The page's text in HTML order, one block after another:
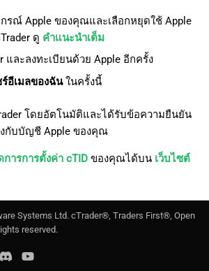
รณ์ Apple ของคุณและเลือกหยุดใช้ Apple
ดู คำแนะนำเต็ม
และลงทะเบียนด้วย Apple อีกครั้ง
อีเมลของฉันในครั้งนี้
โดยอัตโนมัติและได้รับข้อความยืนยัน
กับบัญชี Apple ของคุณ
การการตั้งค่า cTID ของคุณได้บน เว็บไซต์
Systems Ltd. cTrader®, Traders First®, Open
reserved.